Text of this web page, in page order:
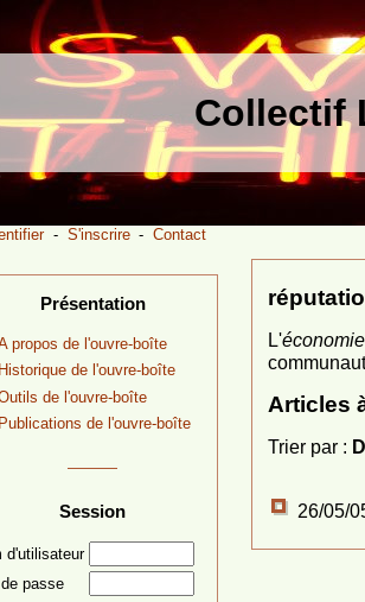
Collectif
- S'inscrire - Contact
Présentation
propos de l'ouvre-boîte
Historique de l'ouvre-boîte
de l'ouvre-boîte
Publications de l'ouvre-boîte
Session
d'utilisateur
passe
L'
Articles
Trier par :
26/05/